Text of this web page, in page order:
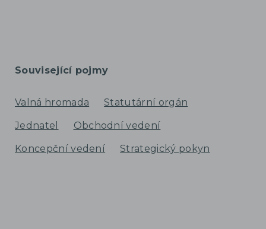
Související pojmy
Valná hromada Statutární orgán
Jednatel Obchodní vedení
Koncepční vedení Strategický pokyn